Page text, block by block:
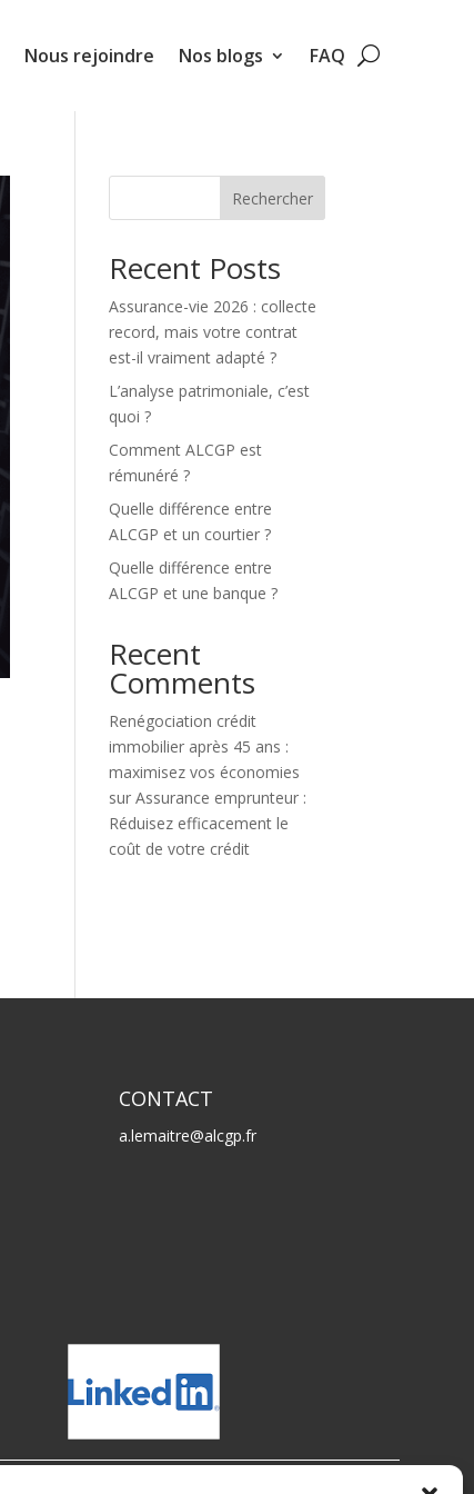
Nous rejoindre Nos blogs FAQ
Rechercher
Recent Posts
Assurance-vie 2026 : collecte
record, mais votre contrat
est-il vraiment adapté ?
L’analyse patrimoniale, c’est
quoi ?
Comment ALCGP est
rémunéré ?
Quelle différence entre
ALCGP et un courtier ?
Quelle différence entre
ALCGP et une banque ?
Recent
Comments
Renégociation crédit
immobilier après 45 ans :
maximisez vos économies
surAssurance emprunteur :
Réduisez efficacement le
coût de votre crédit
CONTACT
a.lemaitre@alcgp.fr